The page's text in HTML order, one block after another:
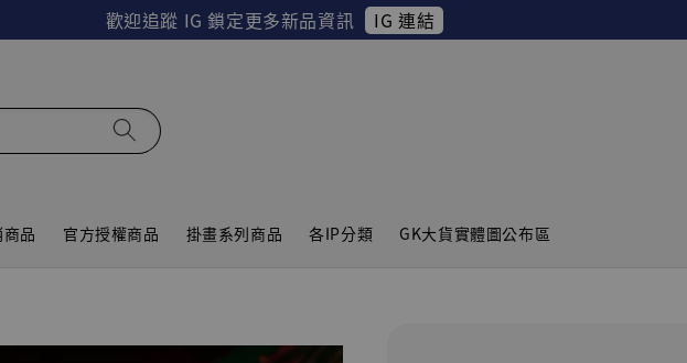
歡迎追蹤 IG 鎖定更多新品資訊 IG 連結
品 官方授權商品 掛畫系列商品 各IP分類 GK大貨實體圖公布區